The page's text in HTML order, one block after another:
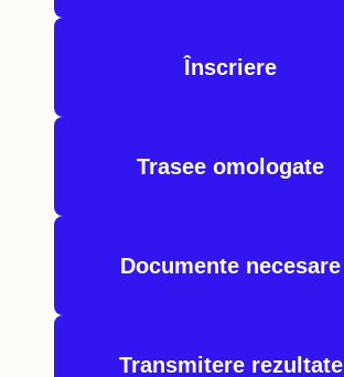
Înscriere
Trasee omologate
Documente necesare
Transmitere rezultate